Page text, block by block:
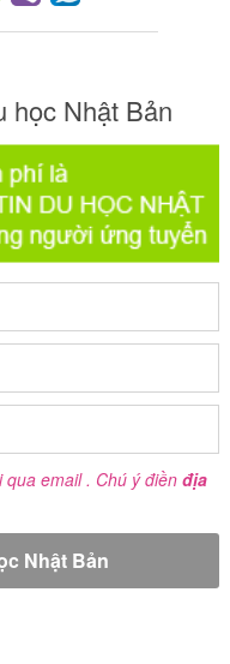
học Nhật Bản
email . Chú ý điền địa